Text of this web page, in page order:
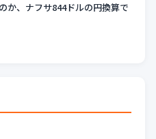
か、ナフサ844ドルの円換算で